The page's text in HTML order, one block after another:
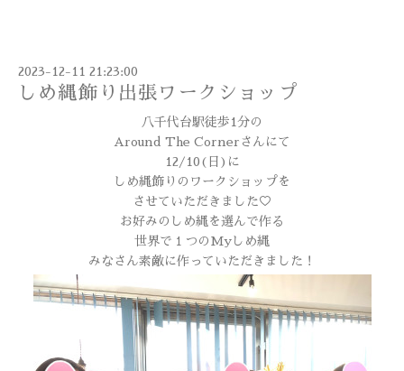
2023-12-11 21:23:00
しめ縄飾り出張ワークショップ
八千代台駅徒歩1分の
Around The Cornerさんにて
12/10(日)に
しめ縄飾りのワークショップを
させていただきました♡
お好みのしめ縄を選んで作る
世界で１つのMyしめ縄
みなさん素敵に作っていただきました！